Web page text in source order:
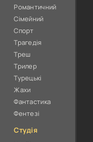
Романтичний
Сімейний
Спорт
Трагедія
Треш
Трилер
Турецькі
Жахи
Фантастика
Фентезі
Студія